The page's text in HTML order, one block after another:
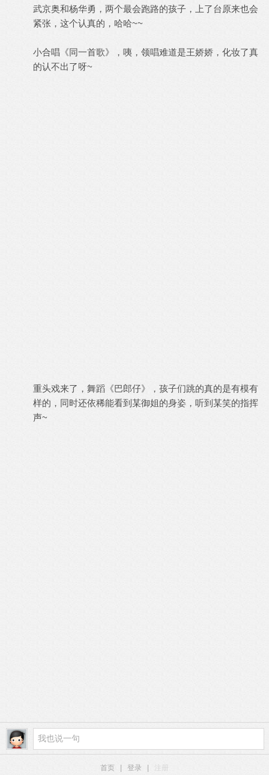
武京奥和杨华勇，两个最会跑路的孩子，上了台原来也会
紧张，这个认真的，哈哈~~
小合唱《同一首歌》，咦，领唱难道是王娇娇，化妆了真
的认不出了呀~
重头戏来了，舞蹈《巴郎仔》，孩子们跳的真的是有模有
样的，同时还依稀能看到某御姐的身姿，听到某笑的指挥
声~
首页 登录 注册